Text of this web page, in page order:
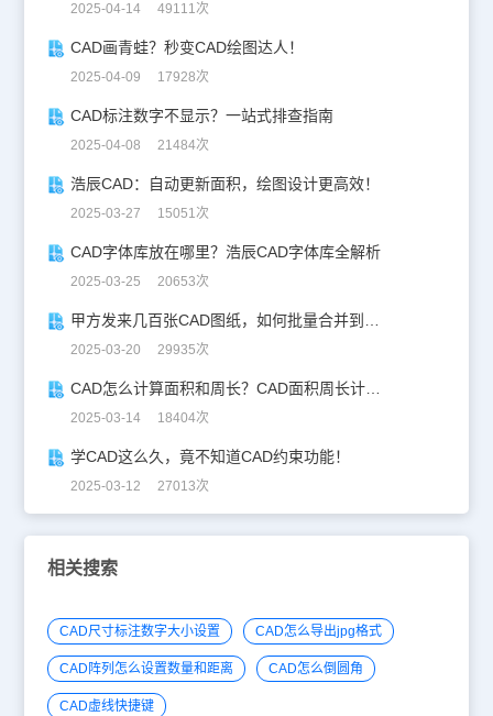
2025-04-14 49111次
CAD画青蛙？秒变CAD绘图达人！
2025-04-09 17928次
CAD标注数字不显示？一站式排查指南
2025-04-08 21484次
浩辰CAD：自动更新面积，绘图设计更高效！
2025-03-27 15051次
CAD字体库放在哪里？浩辰CAD字体库全解析
2025-03-25 20653次
甲方发来几百张CAD图纸，如何批量合并到一张设计图中？
2025-03-20 29935次
CAD怎么计算面积和周长？CAD面积周长计算全攻略
2025-03-14 18404次
学CAD这么久，竟不知道CAD约束功能！
2025-03-12 27013次
相关搜索
CAD尺寸标注数字大小设置 CAD怎么导出jpg格式
CAD阵列怎么设置数量和距离 CAD怎么倒圆角
CAD虚线快捷键